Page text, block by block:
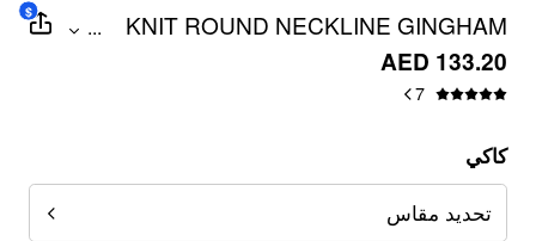
KNIT ROUND NECKLINE GINGHAM
CONTRASTING BINDING RUFFLED TOP
...
AED 133.20
7
$
كاكي
تحديد مقاس